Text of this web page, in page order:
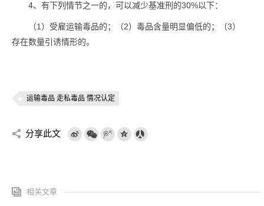
4、有下列情节之一的，可以减少基准刑的30%以下：
（1）受雇运输毒品的；（2）毒品含量明显偏低的；（3）
存在数量引诱情形的。
运输毒品 走私毒品 情况认定
分享此文
相关文章